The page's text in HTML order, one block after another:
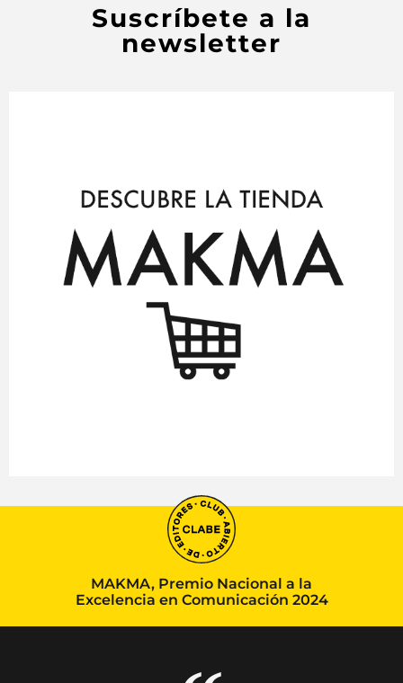
Suscríbete a la
newsletter
MAKMA, Premio Nacional a la
Excelencia en Comunicación 2024